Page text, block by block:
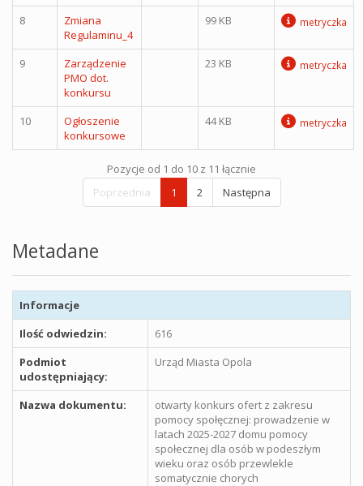
8
Zmiana
Regulaminu_4
99 KB metryczka
9
Zarządzenie
PMO dot.
konkursu
23 KB metryczka
10
Ogłoszenie
konkursowe
44 KB metryczka
Pozycje od 1 do 10 z 11 łącznie
Poprzednia
1 2 Następna
Metadane
Informacje
Ilość odwiedzin:
616
Podmiot
udostępniający:
Urząd Miasta Opola
Nazwa dokumentu:
otwarty konkurs ofert z zakresu
pomocy społęcznej: prowadzenie w
latach 2025-2027 domu pomocy
społecznej dla osób w podeszłym
wieku oraz osób przewlekle
somatycznie chorych